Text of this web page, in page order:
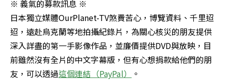
※ 義氣的募款訊息 ※
日本獨立媒體OurPlanet-TV煞費苦心，博覽資料、千里迢
迢，遠赴烏克蘭等地拍攝紀錄片，為關心核災的朋友提供
深入詳盡的第一手影像作品，並廉價提供DVD與放映，目
前雖然沒有全片的中文字幕版，但有心想捐款給他們的朋
友，可以透過這個連結（PayPal）
。